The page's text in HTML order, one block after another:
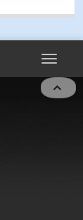
Toggle